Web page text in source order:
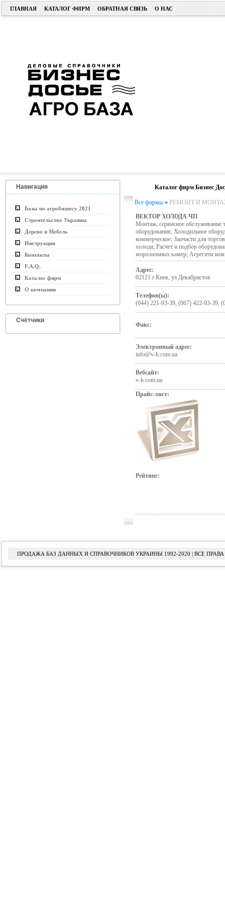
ГЛАВНАЯ КАТАЛОГ ФИРМ ОБРАТНАЯ СВЯЗЬ О НАС
Навигация
Базы по агробизнесу 2021
Строительство Украины
Дерево и Мебель
Инструкция
Контакты
F.A.Q.
Каталог фирм
О компании
Счётчики
Каталог фирм Бизнес
Все фирмы » РЕМОНТ И
ВЕКТОР ХОЛОДА ЧП
Монтаж, сервисное обслуживание
оборудования; Холодильное
коммерческое; Запчасти для
холода; Расчет и подбор
морозильных камер; Агрегаты
Адрес:
02121 г.Киев, ул.Декабристов
Телефон(ы):
(044) 221-93-39, (067) 422-93-39,
Факс:
Электронный адрес:
info@v-h.com.ua
Вебсайт:
v-h.com.ua
Прайс-лист:
Рейтинг:
ПРОДАЖА БАЗ ДАННЫХ И СПРАВОЧНИКОВ УКРАИНЫ 1992-2020 | ВСЕ